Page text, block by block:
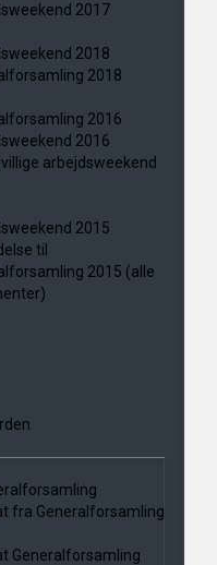
2017
2018
2018
2016
2016
arbejdsweekend
2015
til
2015 (alle
fra Generalforsamling
Generalforsamling